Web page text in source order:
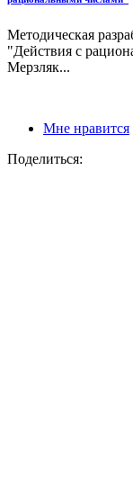
Методическая
"Действия с
Мерзляк...
Мне нравится
Поделиться: